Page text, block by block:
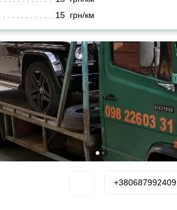
15 грн/км
+380687992409